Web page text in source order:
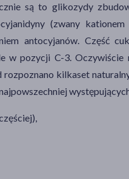
są to glikozydy
(zwany
antocyjanów. Część
w pozycji C-3.
kilkaset